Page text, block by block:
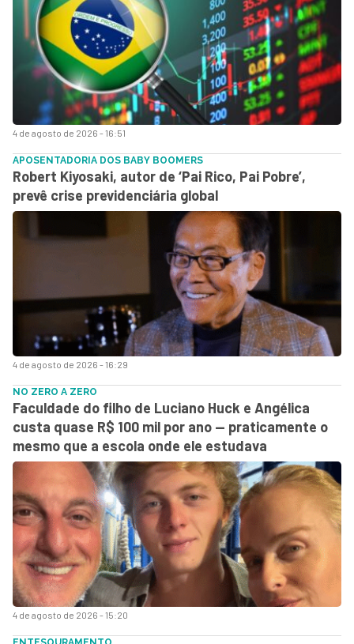
4 de agosto de 2026 - 16:51
4 de agosto de 2026 - 16:29
APOSENTADORIA DOS BABY BOOMERS
Robert Kiyosaki, autor de ‘Pai Rico, Pai Pobre’,
prevê crise previdenciária global
4 de agosto de 2026 - 15:20
NO ZERO A ZERO
Faculdade do filho de Luciano Huck e Angélica
custa quase R$ 100 mil por ano — praticamente o
mesmo que a escola onde ele estudava